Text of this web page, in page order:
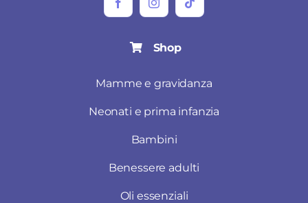
Shop
Mamme e gravidanza
Neonati e prima infanzia
Bambini
Benessere adulti
Oli essenziali